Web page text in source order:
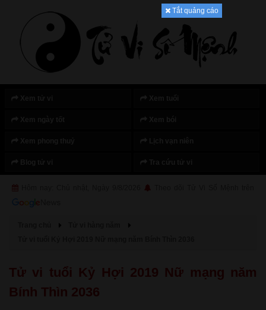
Tắt quảng cáo
Tử vi tuổi Kỷ Hợi 2019 Nữ mạng năm
Bính Thìn 2036